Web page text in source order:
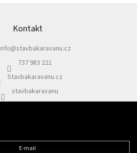
Kontakt
info@stavbakaravanu.cz
737 983 221
Stavbakaravanu.cz
stavbakaravanu
E-mail